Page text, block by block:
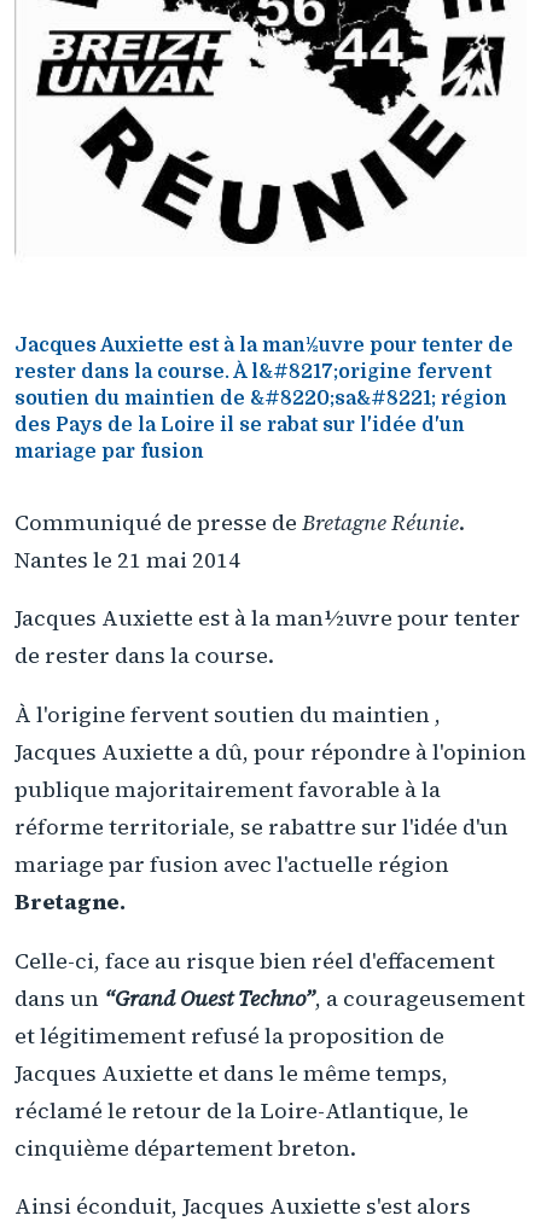
Jacques Auxiette est à la man½uvre pour tenter de
rester dans la course. À l&#8217;origine fervent
soutien du maintien de &#8220;sa&#8221; région
des Pays de la Loire il se rabat sur l'idée d'un
mariage par fusion
Communiqué de presse de Bretagne Réunie.
Nantes le 21 mai 2014
Jacques Auxiette est à la man½uvre pour tenter
de rester dans la course.
À l'origine fervent soutien du maintien ,
Jacques Auxiette a dû, pour répondre à l'opinion
publique majoritairement favorable à la
réforme territoriale, se rabattre sur l'idée d'un
mariage par fusion avec l'actuelle région
Bretagne.
Celle-ci, face au risque bien réel d'effacement
dans un “Grand Ouest Techno”, a courageusement
et légitimement refusé la proposition de
Jacques Auxiette et dans le même temps,
réclamé le retour de la Loire-Atlantique, le
cinquième département breton.
Ainsi éconduit, Jacques Auxiette s'est alors